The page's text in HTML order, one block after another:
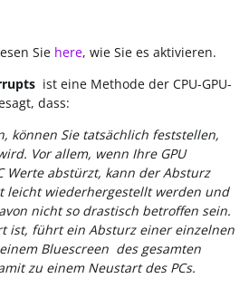
Sie here, wie Sie es aktivieren.
ist eine Methode der CPU-GPU-
dass:
können Sie tatsächlich feststellen,
Vor allem, wenn Ihre GPU
Werte abstürzt, kann der Absturz
leicht wiederhergestellt werden und
nicht so drastisch betroffen sein.
ist, führt ein Absturz einer einzelnen
Bluescreen des gesamten
zu einem Neustart des PCs.